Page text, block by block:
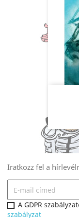
Iratkozz fel a
A GDPR
szabályzat